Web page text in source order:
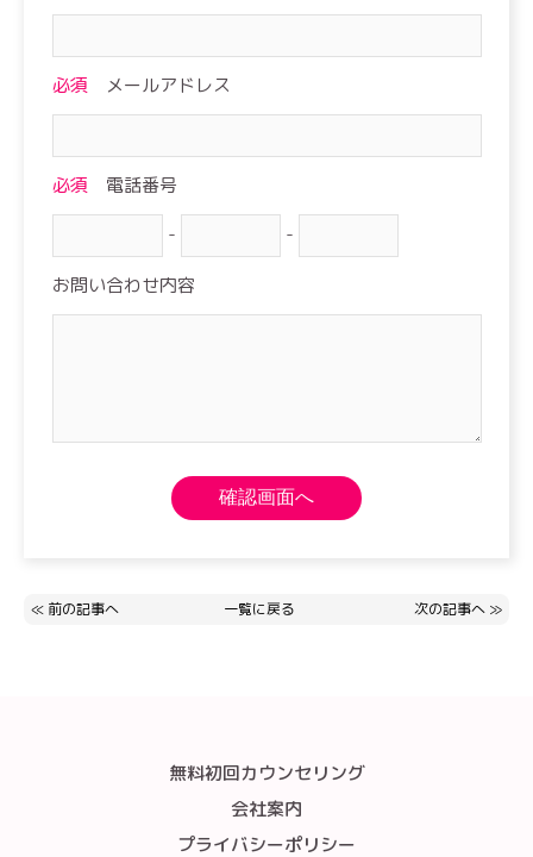
必須 メールアドレス
必須
電話番号
-
-
お問い合わせ内容
≪ 前の記事へ 一覧に戻る 次の記事へ ≫
無料初回カウンセリング
会社案内
プライバシーポリシー